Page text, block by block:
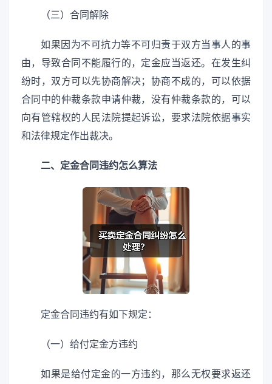
（三）合同解除
如果因为不可抗力等不可归责于双方当事人的事
由，导致合同不能履行的，定金应当返还。在发生纠
纷时，双方可以先协商解决；协商不成的，可以依据
合同中的仲裁条款申请仲裁，没有仲裁条款的，可以
向有管辖权的人民法院提起诉讼，要求法院依据事实
和法律规定作出裁决。
二、定金合同违约怎么算法
定金合同违约有如下规定：
（一）给付定金方违约
如果是给付定金的一方违约，那么无权要求返还